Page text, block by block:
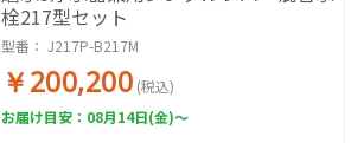
栓217型セット
型番： J217P-B217M
￥200,200 (税込)
お届け目安：08月14日(金)～